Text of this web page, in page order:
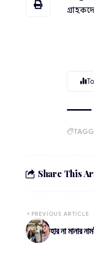
Share This
PREVIOUS ARTICLE
হার না মানার